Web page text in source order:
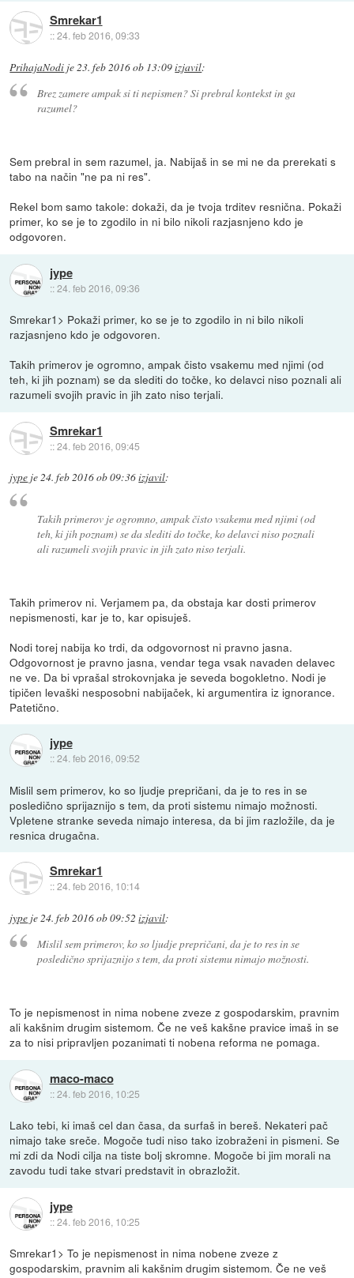
Smrekar1
::24. feb 2016, 09:33
PrihajaNodi je23. feb 2016 ob 13:09izjavil:
Brez zamere ampak si ti nepismen? Si prebral kontekst in ga
razumel?
Sem prebral in sem razumel, ja. Nabijaš in se mi ne da prerekati s
tabo na način "ne pa ni res".
Rekel bom samo takole: dokaži, da je tvoja trditev resnična. Pokaži
primer, ko se je to zgodilo in ni bilo nikoli razjasnjeno kdo je
odgovoren.
jype
::24. feb 2016, 09:36
Smrekar1> Pokaži primer, ko se je to zgodilo in ni bilo nikoli
razjasnjeno kdo je odgovoren.
Takih primerov je ogromno, ampak čisto vsakemu med njimi (od
teh, ki jih poznam) se da slediti do točke, ko delavci niso poznali ali
razumeli svojih pravic in jih zato niso terjali.
Smrekar1
::24. feb 2016, 09:45
jype je24. feb 2016 ob 09:36izjavil:
Takih primerov je ogromno, ampak čisto vsakemu med njimi (od
teh, ki jih poznam) se da slediti do točke, ko delavci niso poznali
ali razumeli svojih pravic in jih zato niso terjali.
Takih primerov ni. Verjamem pa, da obstaja kar dosti primerov
nepismenosti, kar je to, kar opisuješ.
Nodi torej nabija ko trdi, da odgovornost ni pravno jasna.
Odgovornost je pravno jasna, vendar tega vsak navaden delavec
ne ve. Da bi vprašal strokovnjaka je seveda bogokletno. Nodi je
tipičen levaški nesposobni nabijaček, ki argumentira iz ignorance.
Patetično.
jype
::24. feb 2016, 09:52
Mislil sem primerov, ko so ljudje prepričani, da je to res in se
posledično sprijaznijo s tem, da proti sistemu nimajo možnosti.
Vpletene stranke seveda nimajo interesa, da bi jim razložile, da je
resnica drugačna.
Smrekar1
::24. feb 2016, 10:14
jype je24. feb 2016 ob 09:52 izjavil:
Mislil sem primerov, ko so ljudje prepričani, da je to res in se
posledično sprijaznijo s tem, da proti sistemu nimajo možnosti.
To je nepismenost in nima nobene zveze z gospodarskim, pravnim
ali kakšnim drugim sistemom. Če ne veš kakšne pravice imaš in se
za to nisi pripravljen pozanimati ti nobena reforma ne pomaga.
maco-maco
::24. feb 2016, 10:25
Lako tebi, ki imaš cel dan časa, da surfaš in bereš. Nekateri pač
nimajo take sreče. Mogoče tudi niso tako izobraženi in pismeni. Se
mi zdi da Nodi cilja na tiste bolj skromne. Mogoče bi jim morali na
zavodu tudi take stvari predstavit in obrazložit.
jype
::24. feb 2016, 10:25
Smrekar1> To je nepismenost in nima nobene zveze z
gospodarskim, pravnim ali kakšnim drugim sistemom. Če ne veš